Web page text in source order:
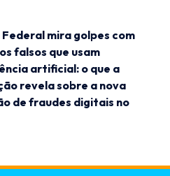
Federal mira golpes com
falsos que usam
artificial: o que a
revela sobre a nova
de fraudes digitais no